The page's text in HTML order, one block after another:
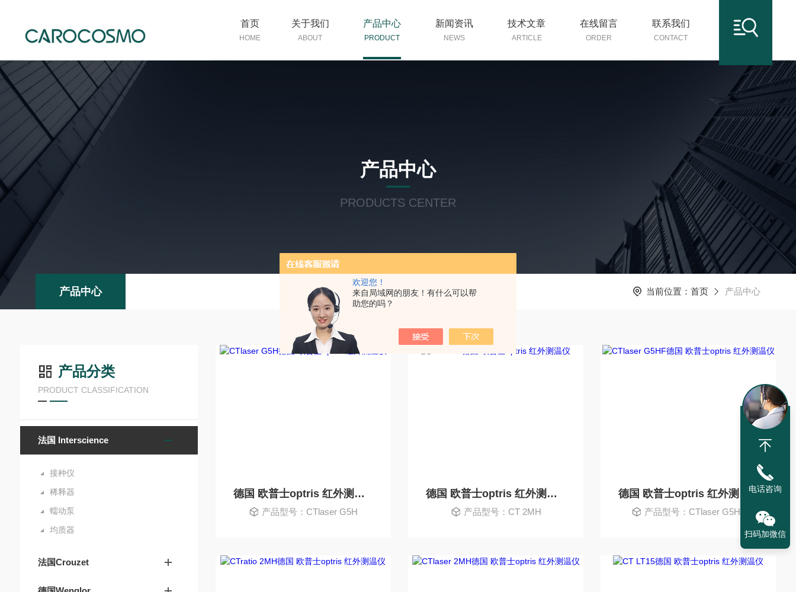
欢迎您！
来自局域网的朋友！有什么可以帮
助您的吗？
首页
HOME
关于我们
ABOUT
产品中心
PRODUCT
新闻资讯
NEWS
技术文章
ARTICLE
在线留言
ORDER
联系我们
CONTACT
产品中心
PRODUCTS CENTER
产品中心 当前位置： 首页 产品中心
产品分类
PRODUCT CLASSIFICATION
法国 Interscience
接种仪
稀释器
蠕动泵
均质器
法国Crouzet
德国 欧普士optris 红外测温仪
产品型号：CTlaser G5H
德国 欧普士optris 红外测温仪
产品型号：CT 2MH
德国 欧普士optris 红外测温仪
产品型号：CTlaser G5HF
电话咨询
扫码加微信